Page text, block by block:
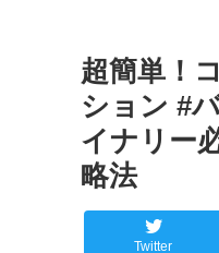
超簡単！
ション #
イナリー
略法
Twitter